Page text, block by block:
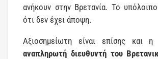
ανήκουν στην Βρετανία. Το
ότι δεν έχει άποψη.
Αξιοσημείωτη είναι επίσης και
αναπληρωτή διευθυντή του